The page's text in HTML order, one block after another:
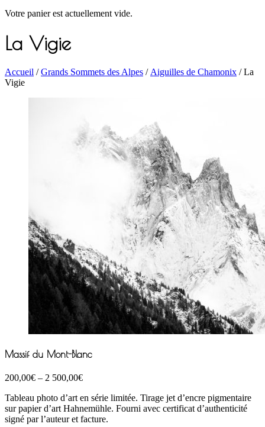
Votre panier est actuellement vide.
La Vigie
Accueil /Grands Sommets des Alpes / Aiguilles de Chamonix / La
Vigie
Massif du Mont-Blanc
200,00€ – 2 500,00€
Tableau photo d’art en série limitée. Tirage jet d’encre pigmentaire
sur papier d’art Hahnemühle. Fourni avec certificat d’authenticité
signé par l’auteur et facture.